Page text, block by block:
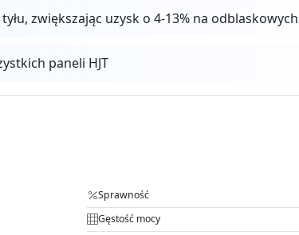
zwiększając uzysk o 4-13% na
paneli HJT
Sprawność
Gęstość mocy